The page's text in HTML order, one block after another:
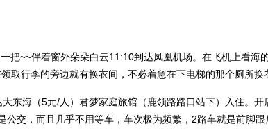
把~~伴着窗外朵朵白云11:10到达凤凰机场。在飞机上看海
取行李的旁边就有换衣间，不必着急在下电梯的那个厕所换
东海（5元/人）君梦家庭旅馆（鹿领路路口站下）入住。
交，而且几乎不用等车，车次极为频繁，2路车就是前脚跟